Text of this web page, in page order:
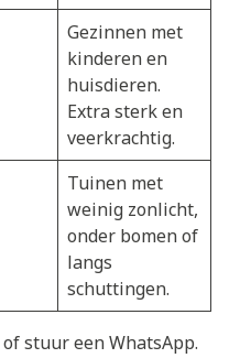
Gezinnen met
kinderen en
huisdieren.
Extra sterk en
veerkrachtig.
Tuinen met
weinig zonlicht,
onder bomen of
langs
schuttingen.
of stuur een WhatsApp.